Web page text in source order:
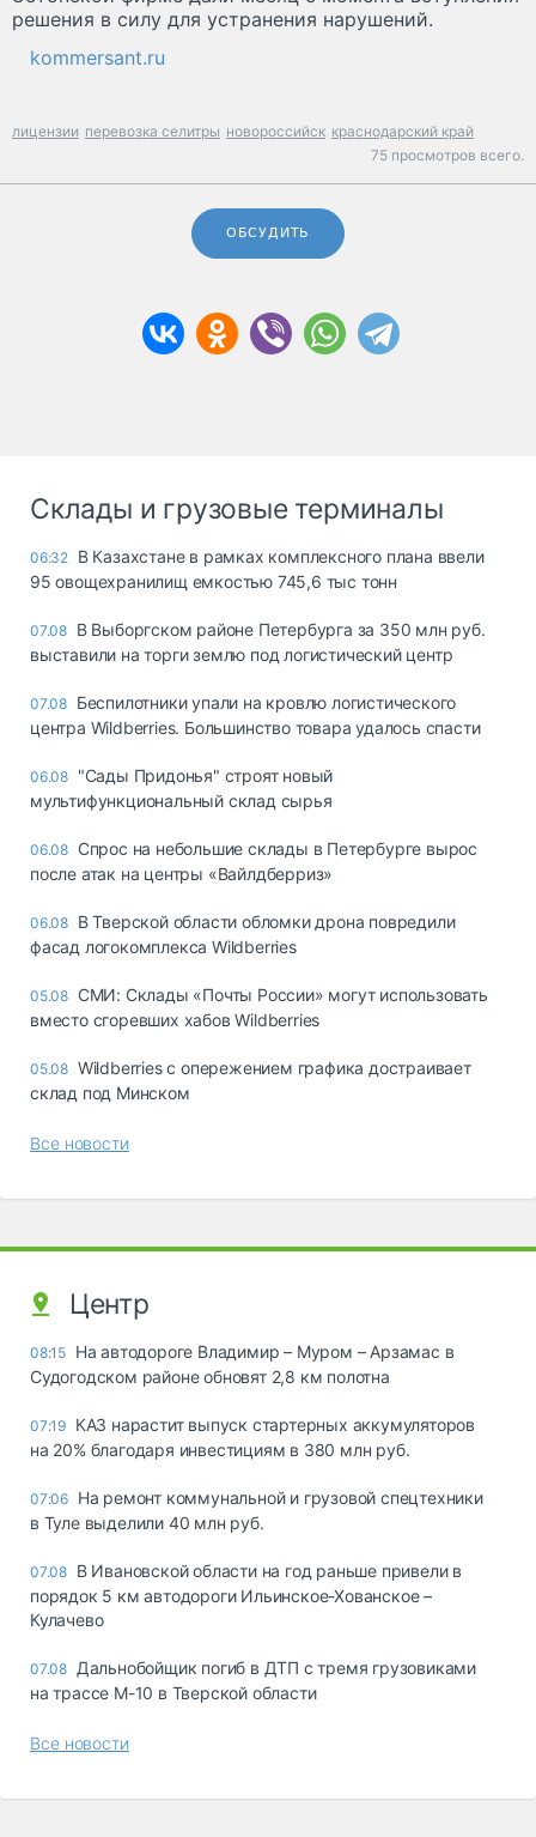
решения в силу для устранения нарушений.
kommersant.ru
лицензии перевозка селитры новороссийск краснодарский край
75 просмотров всего.
ОБСУДИТЬ
Склады и грузовые терминалы
06:32 В Казахстане в рамках комплексного плана ввели
95 овощехранилищ емкостью 745,6 тыс тонн
07.08 В Выборгском районе Петербурга за 350 млн руб.
выставили на торги землю под логистический центр
07.08 Беспилотники упали на кровлю логистического
центра Wildberries. Большинство товара удалось спасти
06.08 "Сады Придонья" строят новый
мультифункциональный склад сырья
06.08 Спрос на небольшие склады в Петербурге вырос
после атак на центры «Вайлдберриз»
06.08 В Тверской области обломки дрона повредили
фасад логокомплекса Wildberries
05.08 СМИ: Склады «Почты России» могут использовать
вместо сгоревших хабов Wildberries
05.08 Wildberries с опережением графика достраивает
склад под Минском
Все новости
Центр
08:15 На автодороге Владимир – Муром – Арзамас в
Судогодском районе обновят 2,8 км полотна
07:19 КАЗ нарастит выпуск стартерных аккумуляторов
на 20% благодаря инвестициям в 380 млн руб.
07:06 На ремонт коммунальной и грузовой спецтехники
в Туле выделили 40 млн руб.
07.08 В Ивановской области на год раньше привели в
порядок 5 км автодороги Ильинское-Хованское –
Кулачево
07.08 Дальнобойщик погиб в ДТП с тремя грузовиками
на трассе М-10 в Тверской области
Все новости